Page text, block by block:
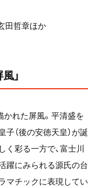
田哲章ほか
」
かれた屏風。平清盛を
（後の安徳天皇）が誕
く彩る一方で、富士川
躍にみられる源氏の台
マチックに表現してい